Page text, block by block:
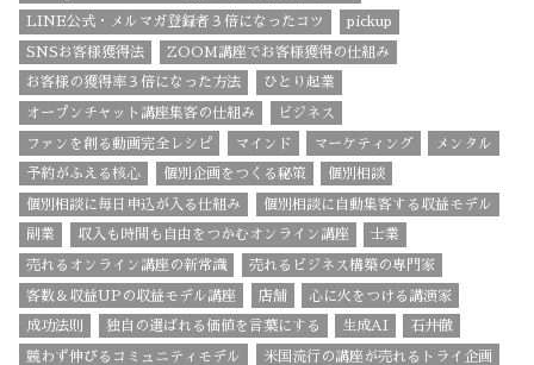
LINE公式・メルマガ登録者３倍になったコツ pickup
SNSお客様獲得法 ZOOM講座でお客様獲得の仕組み
お客様の獲得率３倍になった方法 ひとり起業
オープンチャット講座集客の仕組み ビジネス
ファンを創る動画完全レシピ マインド マーケティング メンタル
予約がふえる核心 個別企画をつくる秘策 個別相談
個別相談に毎日申込が入る仕組み 個別相談に自動集客する収益モデル
副業 収入も時間も自由をつかむオンライン講座 士業
売れるオンライン講座の新常識 売れるビジネス構築の専門家
客数＆収益UPの収益モデル講座 店舗 心に火をつける講演家
成功法則 独自の選ばれる価値を言葉にする 生成AI 石井徹
競わず伸びるコミュニティモデル 米国流行の講座が売れるトライ企画